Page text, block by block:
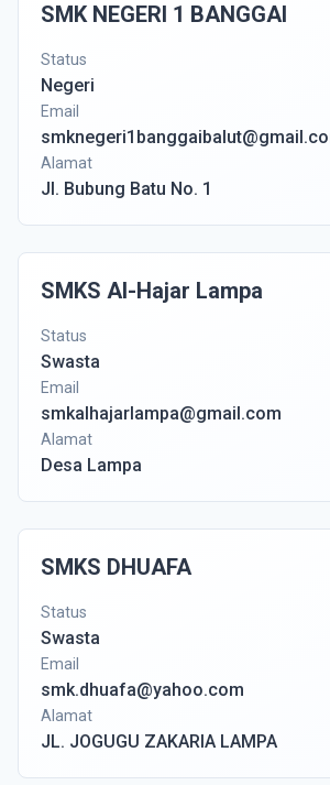
SMK NEGERI 1 BANGGAI
Status
Negeri
Email
Alamat
Jl. Bubung Batu No. 1
SMKS Al-Hajar Lampa
Status
Swasta
Email
smkalhajarlampa@gmail.com
Alamat
Desa Lampa
SMKS DHUAFA
Status
Swasta
Email
smk.dhuafa@yahoo.com
Alamat
JL. JOGUGU ZAKARIA LAMPA